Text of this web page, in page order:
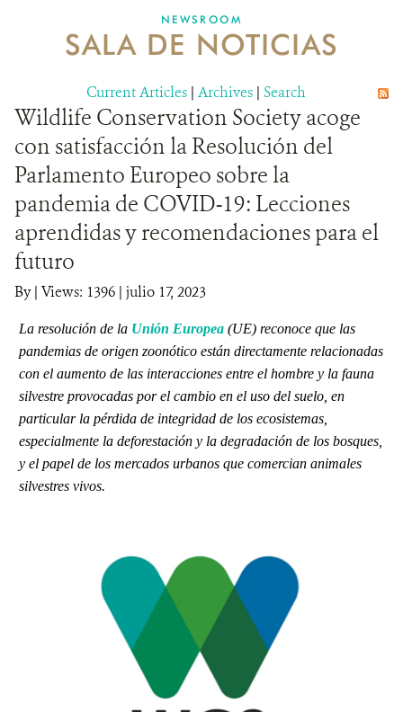
MECANISMO DE ATENCIÓN DE QUEJAS Y RECLAMOS
DONA
NEWSROOM
SALA DE NOTICIAS
Current Articles | Archives | Search
Wildlife Conservation Society acoge
con satisfacción la Resolución del
Parlamento Europeo sobre la
pandemia de COVID-19: Lecciones
aprendidas y recomendaciones para el
futuro
By| Views: 1396 | julio 17, 2023
La resolución de la Unión Europea (UE) reconoce que las
pandemias de origen zoonótico están directamente relacionadas
con el aumento de las interacciones entre el hombre y la fauna
silvestre provocadas por el cambio en el uso del suelo, en
particular la pérdida de integridad de los ecosistemas,
especialmente la deforestación y la degradación de los bosques,
y el papel de los mercados urbanos que comercian animales
silvestres vivos.